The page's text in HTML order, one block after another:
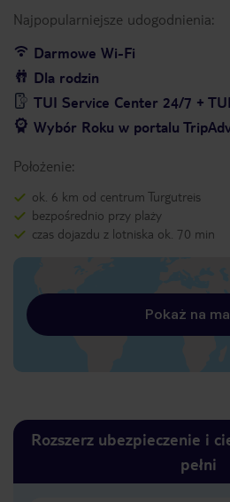
Najpopularniejsze udogodnienia:
Darmowe Wi-Fi
Dla rodzin
TUI Service Center 24/7 +
Wybór Roku w portalu
Położenie:
ok. 6 km od centrum Turgutreis
bezpośrednio przy plaży
czas dojazdu z lotniska ok. 70 min
Pokaż na
Rozszerz ubezpieczenie i
pełni